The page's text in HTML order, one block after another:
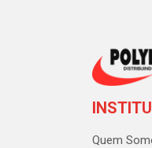
Quem